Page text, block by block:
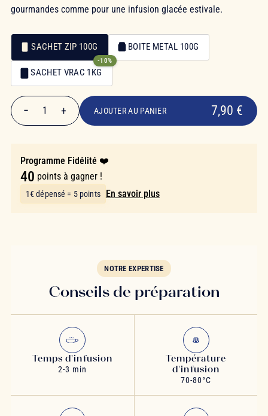
gourmandes comme pour une infusion glacée estivale.
Emballage
Emballage
SACHET ZIP 100G BOITE METAL 100G
SACHET VRAC 1KG
-10%
7,90 €
− 1 + AJOUTER AU PANIER 7,90 €
Programme Fidélité ❤️
40 points à gagner !
1€ dépensé = 5 points En savoir plus
NOTRE EXPERTISE
Conseils de préparation
Temps d'infusion
2-3 min
Température
d'infusion
70-80°C